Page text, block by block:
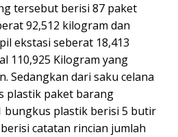
tersebut berisi 87 paket
92,512 kilogram dan
ekstasi seberat 18,413
110,925 Kilogram yang
Sedangkan dari saku celana
plastik paket barang
bungkus plastik berisi 5 butir
catatan rincian jumlah